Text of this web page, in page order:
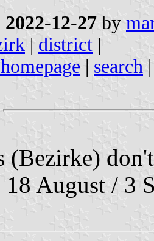
2022-12-27 by
| district |
| search
(Bezirke)
18 August / 3